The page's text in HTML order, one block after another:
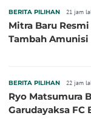
BERITA PILIHAN 21 jam
Mitra Baru
Tambah Amunisi
BERITA PILIHAN 22 jam
Ryo Matsumura
Garudayaksa FC